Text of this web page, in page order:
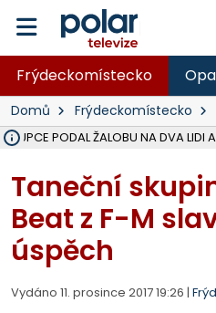
Frýdeckomístecko
Domů Frýdeckomístecko
PODAL ŽALOBU NA DVA LIDI
Taneční
Beat z F-M
úspěch
Vydáno 11. prosince 2017 19:26 |